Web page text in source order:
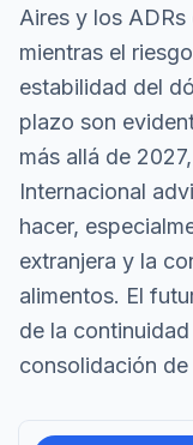
Aires y los
mientras el
estabilidad del
plazo son
más allá de
Internacional
hacer,
extranjera y la
alimentos. El
de la
consolidación